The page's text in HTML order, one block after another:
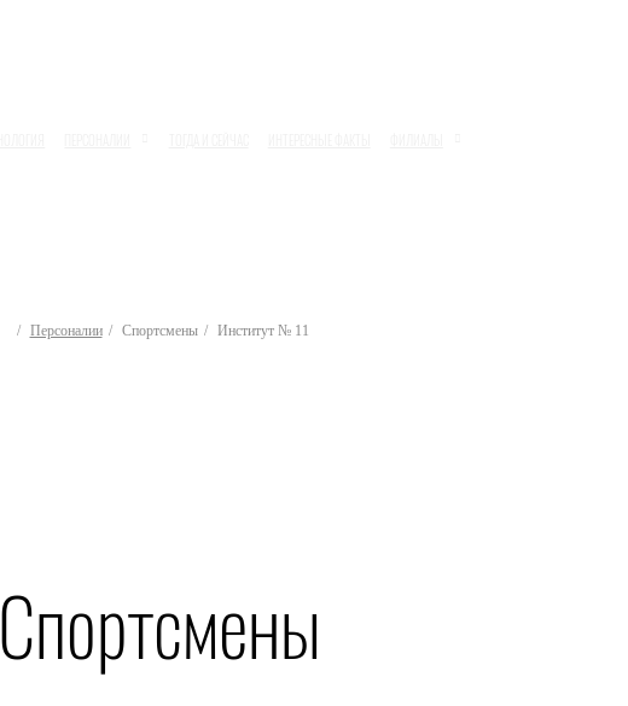
Персоналии Спортсмены Институт № 11
Спортсмены